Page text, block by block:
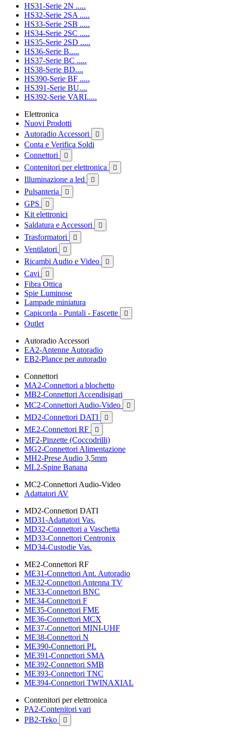
HS31-Serie 2N .....
HS32-Serie 2SA .....
HS33-Serie 2SB .....
HS34-Serie 2SC .....
HS35-Serie 2SD .....
HS36-Serie B.....
HS37-Serie BC .....
HS38-Serie BD....
HS390-Serie BF .....
HS391-Serie BU....
HS392-Serie VARI.....
Elettronica
Nuovi Prodotti
Autoradio Accessori

Conta e Verifica Soldi
Connettori

Contenitori per elettronica 
Illuminazione a led 
Pulsanteria 
GPS 
Kit elettronici
Saldatura e Accessori

Trasformatori 
Ventilatori 
Ricambi Audio e Video 
Cavi 
Fibra Ottica
Spie Luminose
Lampade miniatura
Capicorda - Puntali - Fascette

Outlet
Autoradio Accessori
EA2-Antenne Autoradio
EB2-Plance per autoradio
Connettori
MA2-Connettori a blochetto
MB2-Connettori Accendisigari
MC2-Connettori Audio-Video

MD2-Connettori DATI 
ME2-Connettori RF 
MF2-Pinzette (Coccodrilli)
MG2-Connettori Alimentazione
MH2-Prese Audio 3,5mm
ML2-Spine Banana
MC2-Connettori Audio-Video
Adattatori AV
MD2-Connettori DATI
MD31-Adattatori Vas.
MD32-Connettori a Vaschetta
MD33-Connettori Centronix
MD34-Custodie Vas.
ME2-Connettori RF
ME31-Connettori Ant. Autoradio
ME32-Connettori Antenna TV
ME33-Connettori BNC
ME34-Connettori F
ME35-Connettori FME
ME36-Connettori MCX
ME37-Connettori MINI-UHF
ME38-Connettori N
ME390-Connettori PL
ME391-Connettori SMA
ME392-Connettori SMB
ME393-Connettori TNC
ME394-Connettori TWINAXIAL
Contenitori per elettronica
PA2-Contenitori vari
PB2-Teko
